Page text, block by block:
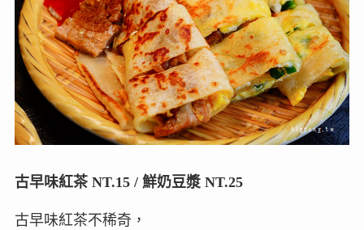
古早味紅茶 NT.15 / 鮮奶豆漿 NT.25
古早味紅茶不稀奇，